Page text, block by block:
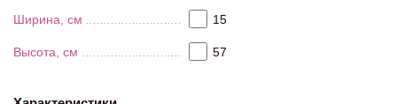
Ширина, см 15
Высота, см 57